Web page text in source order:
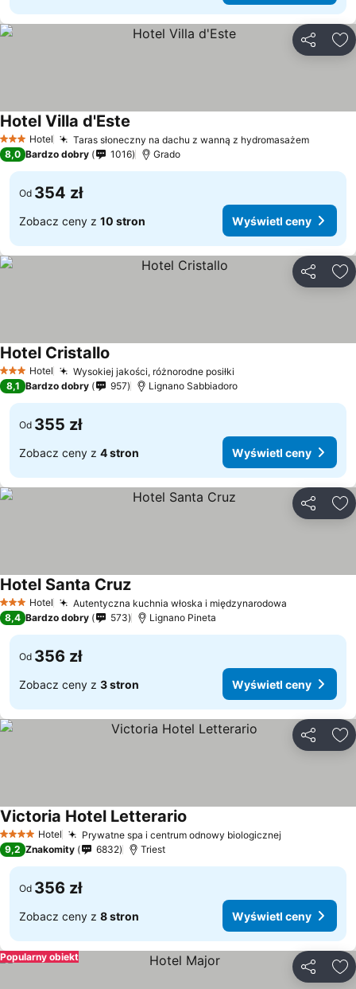
3 Kategoria
Hotel Taras słoneczny na dachu z wanną z hydromasażem
Hotel Villa d'Este
8,0 Bardzo dobry 1016 Grado
Od 354 zł
Zobacz ceny z 10 stron Wyświetl ceny
3 Kategoria
Hotel Wysokiej jakości, różnorodne posiłki
Hotel Cristallo
8,1 Bardzo dobry 957 Lignano Sabbiadoro
Od 355 zł
Zobacz ceny z 4 stron Wyświetl ceny
3 Kategoria
Hotel Autentyczna kuchnia włoska i międzynarodowa
Hotel Santa Cruz
8,4 Bardzo dobry 573 Lignano Pineta
Od 356 zł
Zobacz ceny z 3 stron Wyświetl ceny
4 KategoriaHotel Prywatne spa i centrum odnowy biologicznej
Victoria Hotel Letterario
9,2 Znakomity 6832 Triest
Od 356 zł
Zobacz ceny z 8 stron Wyświetl ceny
Popularny obiekt